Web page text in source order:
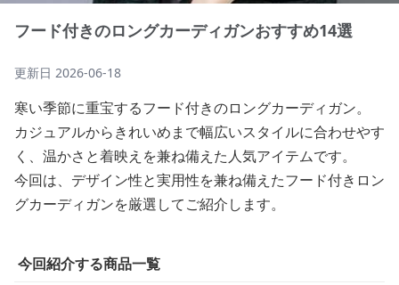
フード付きのロングカーディガンおすすめ14選
更新日 2026-06-18
寒い季節に重宝するフード付きのロングカーディガン。
カジュアルからきれいめまで幅広いスタイルに合わせやす
く、温かさと着映えを兼ね備えた人気アイテムです。
今回は、デザイン性と実用性を兼ね備えたフード付きロン
グカーディガンを厳選してご紹介します。
今回紹介する商品一覧